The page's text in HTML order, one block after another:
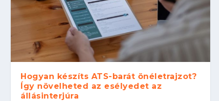
Hogyan készíts ATS-barát önéletrajzot?
Így növelheted az esélyedet az
állásinterjúra